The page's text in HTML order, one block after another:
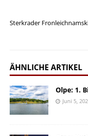
Sterkrader
ÄHNLICHE ARTIKEL
Olpe: 1.
Juni 5,